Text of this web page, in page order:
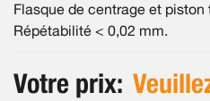
Flasque de centrage et piston
Répétabilité < 0,02 mm.
Votre prix: